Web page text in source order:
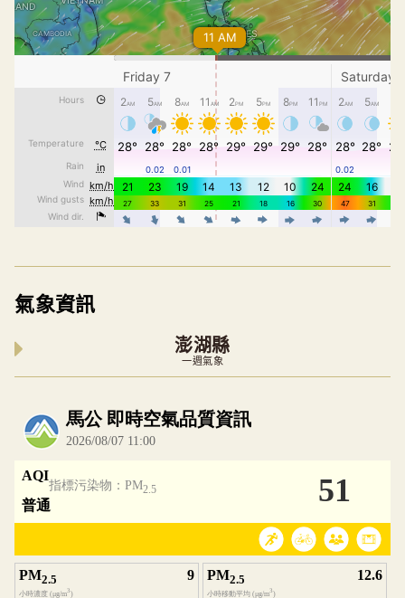
氣象資訊
澎湖縣
一週氣象
內嵌空氣品質小工具為視覺預覽，完整即時空